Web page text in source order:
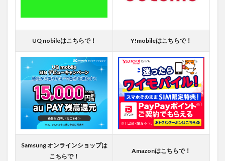
UQ nobileはこちらで！ Y!mobileはこちらで！
Samsung オンラインショップは
こちらで！
Amazonはこちらで！